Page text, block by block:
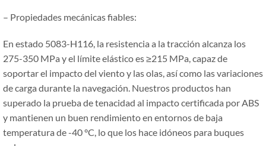
– Propiedades mecánicas fiables:
En estado 5083-H116, la resistencia a la tracción alcanza los
275-350 MPa y el límite elástico es ≥215 MPa, capaz de
soportar el impacto del viento y las olas, así como las variaciones
de carga durante la navegación. Nuestros productos han
superado la prueba de tenacidad al impacto certificada por ABS
y mantienen un buen rendimiento en entornos de baja
temperatura de -40 °C, lo que los hace idóneos para buques